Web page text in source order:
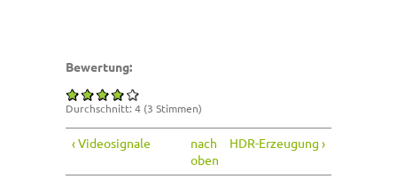
Bewertung:
Durchschnitt: 4 (3 Stimmen)
‹ Videosignale
nach
oben
HDR-Erzeugung ›